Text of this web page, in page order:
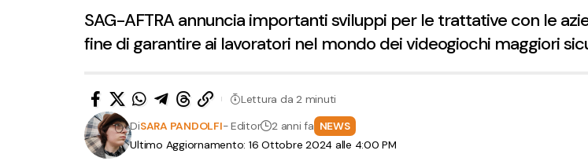
SAG-AFTRA annuncia importanti sviluppi per le trattative con le
fine di garantire ai lavoratori nel mondo dei videogiochi maggiori
Ultimo Aggiornamento: 16 Ottobre 2024 alle 4:00 PM
DiSARA PANDOLFI- Editor 2 anni fa NEWS
Lettura da 2 minuti